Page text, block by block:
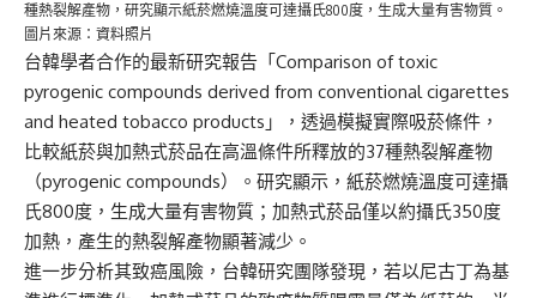
種熱裂解產物，研究顯示紙菸燃燒溫度可達攝氏800度，生成大量有害物質。
圖片來源：資料照片
台韓學者合作的最新研究報告「Comparison of toxic
pyrogenic compounds derived from conventional cigarettes
and heated tobacco products」，透過模擬實際吸菸條件，
比較紙菸與加熱式菸品在高溫條件所釋放的37種熱裂解產物
（pyrogenic compounds）。研究顯示，紙菸燃燒溫度可達攝
氏800度，生成大量有害物質；加熱式菸品僅以約攝氏350度
加熱，產生的熱裂解產物顯著減少。
進一步分析其致癌風險，台韓研究團隊發現，若以尼古丁為基